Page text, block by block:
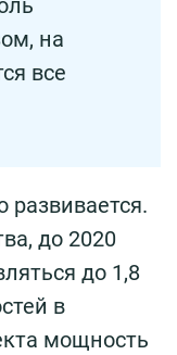
на
все
развивается.
до 2020
до 1,8
в
мощность